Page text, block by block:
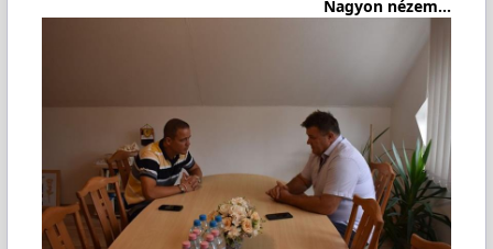
Nagyon nézem...